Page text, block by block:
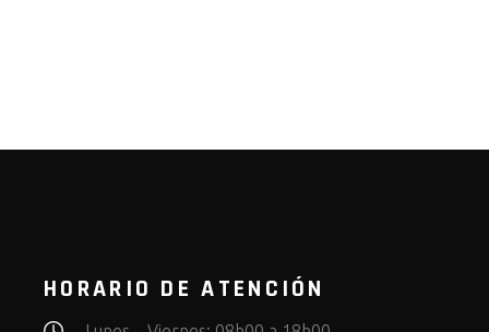
HORARIO DE ATENCIÓN